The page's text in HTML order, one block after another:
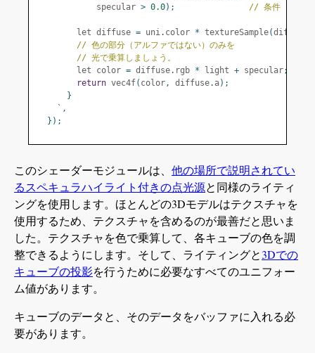
            specular
> 0.0); // 条件
        let diffuse
= uni. color * textureSample(
// 色の部分（アルファではない）のみを
// 光で乗算しましょう。
        let color
= diffuse. rgb * light + specular;
return vec4f( color, diffuse. a);
}
`,
});
このシェーダーモジュールは、 他の場所で説明されてい
るスペキュラハイライト付きの点光源と同様のライティ
ングを使用します。ほとんどの3Dモデルはテクスチャを
使用するため、テクスチャを含めるのが最善だと思いま
した。テクスチャを色で乗算して、各キューブの色を調
整できるようにします。そして、ライティングと3Dでの
キューブの投影を行うために必要なすべてのユニフォー
ム値があります。
キューブのデータと、そのデータをバッファに入れる必
要があります。